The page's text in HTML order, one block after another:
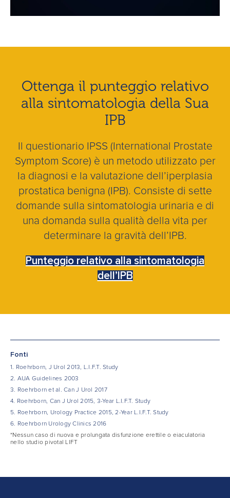
Ottenga il punteggio relativo
alla sintomatologia della Sua
IPB
Il questionario IPSS (International Prostate
Symptom Score) è un metodo utilizzato per
la diagnosi e la valutazione dell’iperplasia
prostatica benigna (IPB). Consiste di sette
domande sulla sintomatologia urinaria e di
una domanda sulla qualità della vita per
determinare la gravità dell’IPB.
Punteggio relativo alla sintomatologia
dell’IPB
Fonti
1. Roehrborn, J Urol 2013, L.I.F.T. Study
2. AUA Guidelines 2003
3. Roehrborn et al. Can J Urol 2017
4. Roehrborn, Can J Urol 2015, 3-Year L.I.F.T. Study
5. Roehrborn, Urology Practice 2015, 2-Year L.I.F.T. Study
6. Roehrborn Urology Clinics 2016
*Nessun caso di nuova e prolungata disfunzione erettile o eiaculatoria
nello studio pivotal LIFT